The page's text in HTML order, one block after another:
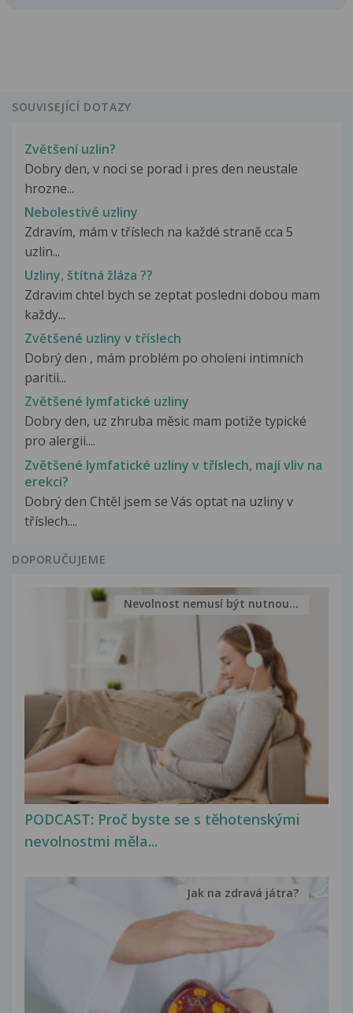
SOUVISEJÍCÍ DOTAZY
Zvětšení uzlin?
Dobry den, v noci se porad i pres den neustale
hrozne...
Nebolestivé uzliny
Zdravím, mám v tříslech na každé straně cca 5
uzlin...
Uzliny, štítná žláza ??
Zdravim chtel bych se zeptat posledni dobou mam
každy...
Zvětšené uzliny v tříslech
Dobrý den , mám problém po oholeni intimních
paritii...
Zvětšené lymfatické uzliny
Dobry den, uz zhruba měsic mam potiže typické
pro alergii....
Zvětšené lymfatické uzliny v tříslech, mají vliv na
erekci?
Dobrý den Chtěl jsem se Vás optat na uzliny v
tříslech....
DOPORUČUJEME
PODCAST: Proč byste se s těhotenskými
nevolnostmi měla...
Nevolnost nemusí být nutnou...
Jak na zdravá játra?